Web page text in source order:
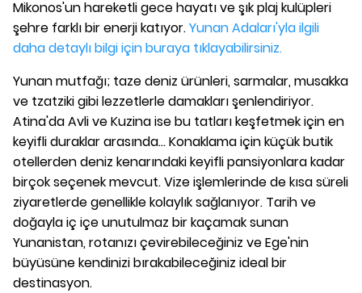
Mikonos'un hareketli gece hayatı ve şık plaj kulüpleri
şehre farklı bir enerji katıyor.Yunan Adaları'yla ilgili
daha detaylı bilgi için buraya tıklayabilirsiniz.
Yunan mutfağı; taze deniz ürünleri, sarmalar, musakka
ve tzatziki gibi lezzetlerle damakları şenlendiriyor.
Atina'da Avli ve Kuzina ise bu tatları keşfetmek için en
keyifli duraklar arasında... Konaklama için küçük butik
otellerden deniz kenarındaki keyifli pansiyonlara kadar
birçok seçenek mevcut. Vize işlemlerinde de kısa süreli
ziyaretlerde genellikle kolaylık sağlanıyor. Tarih ve
doğayla iç içe unutulmaz bir kaçamak sunan
Yunanistan, rotanızı çevirebileceğiniz ve Ege'nin
büyüsüne kendinizi bırakabileceğiniz ideal bir
destinasyon.